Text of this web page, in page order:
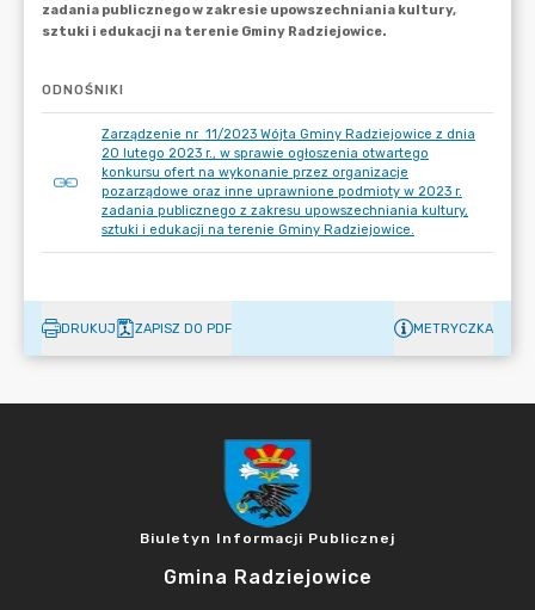
ODNOŚNIKI
Zarządzenie nr 11/2023 Wójta Gminy Radziejowice z dnia
20 lutego 2023 r., w sprawie ogłoszenia otwartego
konkursu ofert na wykonanie przez organizacje
pozarządowe oraz inne uprawnione podmioty w 2023 r.
zadania publicznego z zakresu upowszechniania kultury,
sztuki i edukacji na terenie Gminy Radziejowice.
DRUKUJ ZAPISZ DO PDF METRYCZKA
Biuletyn Informacji Publicznej
Gmina Radziejowice